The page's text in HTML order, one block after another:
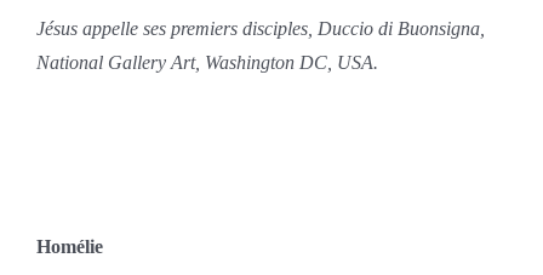
Jésus appelle ses premiers disciples, Duccio di Buonsigna,
National Gallery Art, Washington DC, USA.
Homélie